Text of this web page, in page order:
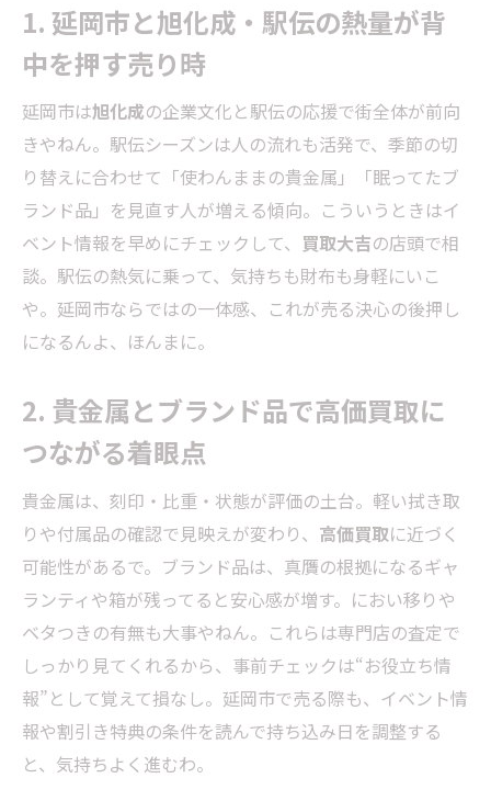
1. 延岡市と旭化成・駅伝の熱量が背
中を押す売り時
延岡市は旭化成の企業文化と駅伝の応援で街全体が前向
きやねん。駅伝シーズンは人の流れも活発で、季節の切
り替えに合わせて「使わんままの貴金属」「眠ってたブ
ランド品」を見直す人が増える傾向。こういうときはイ
ベント情報を早めにチェックして、 買取大吉の店頭で相
談。駅伝の熱気に乗って、気持ちも財布も身軽にいこ
や。延岡市ならではの一体感、これが売る決心の後押し
になるんよ、ほんまに。
2. 貴金属とブランド品で高価買取に
つながる着眼点
貴金属は、刻印・比重・状態が評価の土台。軽い拭き取
りや付属品の確認で見映えが変わり、 高価買取に近づく
可能性があるで。ブランド品は、真贋の根拠になるギャ
ランティや箱が残ってると安心感が増す。におい移りや
ベタつきの有無も大事やねん。これらは専門店の査定で
しっかり見てくれるから、事前チェックは“お役立ち情
報”として覚えて損なし。延岡市で売る際も、イベント情
報や割引き特典の条件を読んで持ち込み日を調整する
と、気持ちよく進むわ。